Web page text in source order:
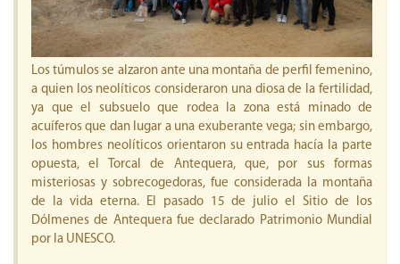
Los túmulos se alzaron ante una montaña de perfil femenino,
a quien los neolíticos consideraron una diosa de la fertilidad,
ya que el subsuelo que rodea la zona está minado de
acuíferos que dan lugar a una exuberante vega; sin embargo,
los hombres neolíticos orientaron su entrada hacía la parte
opuesta, el Torcal de Antequera, que, por sus formas
misteriosas y sobrecogedoras, fue considerada la montaña
de la vida eterna. El pasado 15 de julio el Sitio de los
Dólmenes de Antequera fue declarado Patrimonio Mundial
por la UNESCO.